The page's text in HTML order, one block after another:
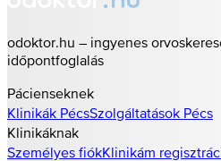
odoktor.hu – ingyenes
időpontfoglalás
Pácienseknek
Klinikák PécsSzolgáltatások Pécs
Klinikáknak
Személyes fiókKlinikám